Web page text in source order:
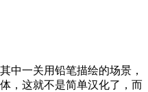
中一关用铅笔描绘的场景，
，这就不是简单汉化了，而